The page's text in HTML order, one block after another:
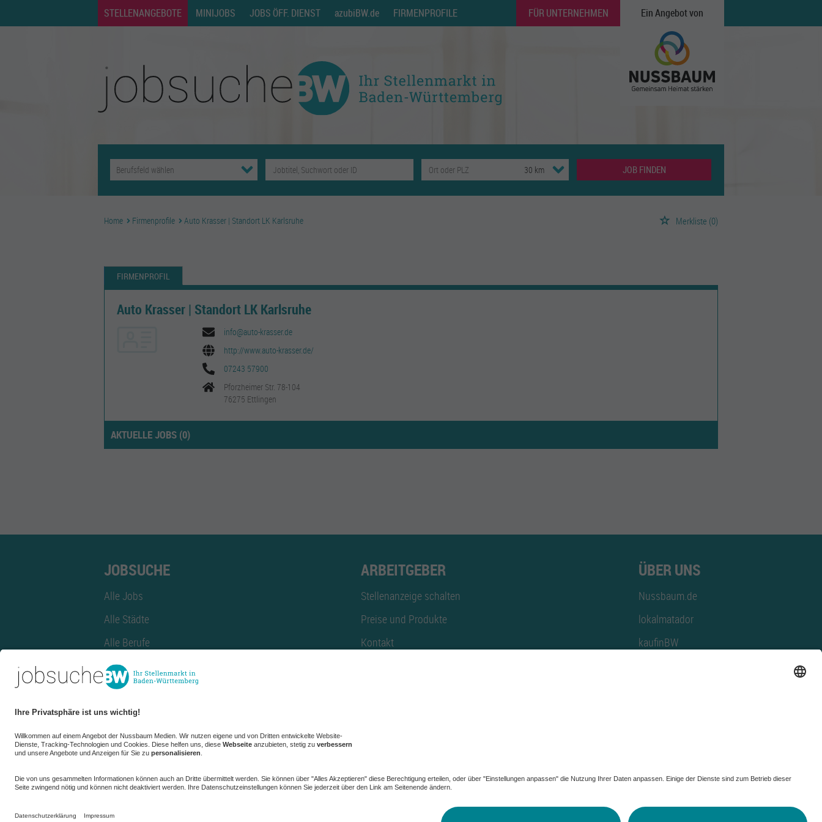
STELLENANGEBOTE MINIJOBS JOBS ÖFF. DIENST azubiBW.de FIRMENPROFILE FÜR UNTERNEHMEN Ein Angebot von
JOB FINDEN
Home Firmenprofile Auto Krasser | Standort LK Karlsruhe Merkliste (0)
FIRMENPROFIL
Auto Krasser | Standort LK Karlsruhe
info@auto-krasser.de
http://www.auto-krasser.de/
07243 57900
Pforzheimer Str. 78-104
76275 Ettlingen
AKTUELLE JOBS (0)
JOBSUCHE
Alle Jobs
Alle Städte
Alle Berufe
Alle Berufe nach Stadt
Alle Tätigkeitsbereiche
Alle Tätigkeitsbereiche nach Stadt
azubiBW.de
Minijobs
Firmenprofil
ARBEITGEBER
Stellenanzeige schalten
Preise und Produkte
Kontakt
ÜBER UNS
Nussbaum.de
lokalmatador
kaufinBW